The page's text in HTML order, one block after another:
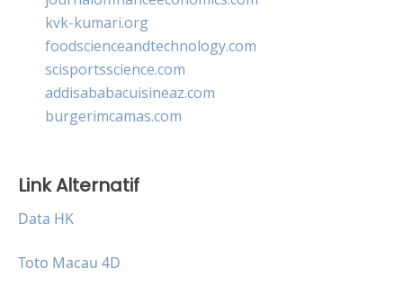
kvk-kumari.org
foodscienceandtechnology.com
scisportsscience.com
addisababacuisineaz.com
burgerimcamas.com
Link Alternatif
Data HK
Toto Macau 4D